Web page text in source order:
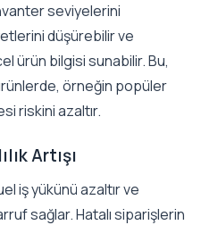
seviyelerini
düşürebilir ve
ürün bilgisi sunabilir. Bu,
örneğin popüler
riskini azaltır.
Artışı
iş yükünü azaltır ve
sağlar. Hatalı siparişlerin